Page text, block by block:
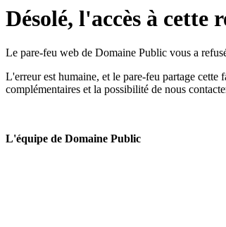
Désolé, l'accès à cette
Le pare-feu web de Domaine Public vous a
L'erreur est humaine, et le pare-feu partage
complémentaires et la possibilité de nous
L'équipe de Domaine Public